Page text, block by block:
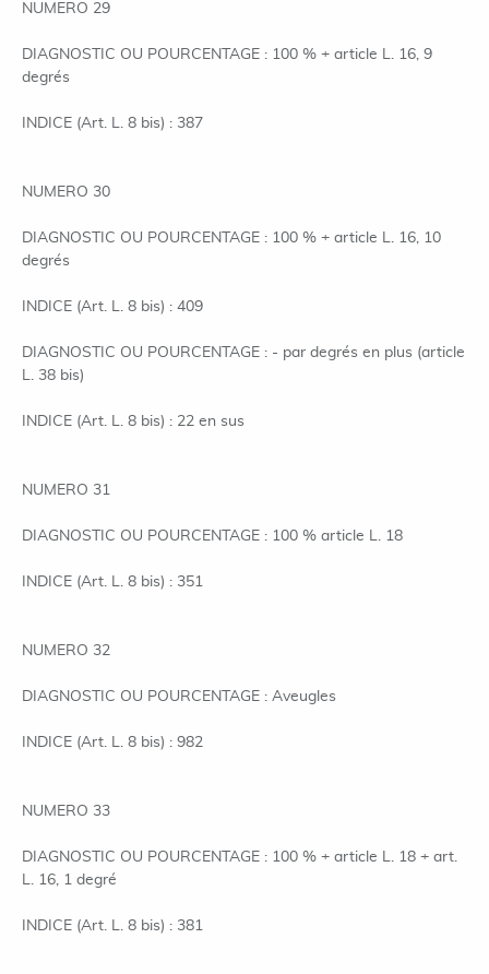
NUMERO 29
DIAGNOSTIC OU POURCENTAGE : 100 % + article L. 16, 9
degrés
INDICE (Art. L. 8 bis) : 387
NUMERO 30
DIAGNOSTIC OU POURCENTAGE : 100 % + article L. 16, 10
degrés
INDICE (Art. L. 8 bis) : 409
DIAGNOSTIC OU POURCENTAGE : - par degrés en plus (article
L. 38 bis)
INDICE (Art. L. 8 bis) : 22 en sus
NUMERO 31
DIAGNOSTIC OU POURCENTAGE : 100 % article L. 18
INDICE (Art. L. 8 bis) : 351
NUMERO 32
DIAGNOSTIC OU POURCENTAGE : Aveugles
INDICE (Art. L. 8 bis) : 982
NUMERO 33
DIAGNOSTIC OU POURCENTAGE : 100 % + article L. 18 + art.
L. 16, 1 degré
INDICE (Art. L. 8 bis) : 381